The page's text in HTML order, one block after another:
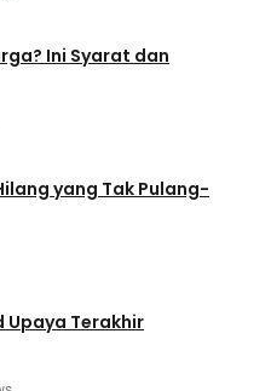
Ini Syarat dan
yang Tak Pulang-
Upaya Terakhir